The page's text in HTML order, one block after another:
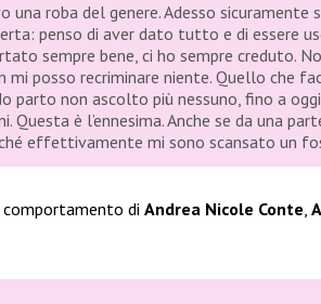
una roba del genere. Adesso sicuramente
penso di aver dato tutto e di essere
sempre bene, ci ho sempre creduto.
mi posso recriminare niente. Quello che
parto non ascolto più nessuno, fino a
Questa è l’ennesima. Anche se da una
effettivamente mi sono scansato un
di Andrea Nicole Conte,